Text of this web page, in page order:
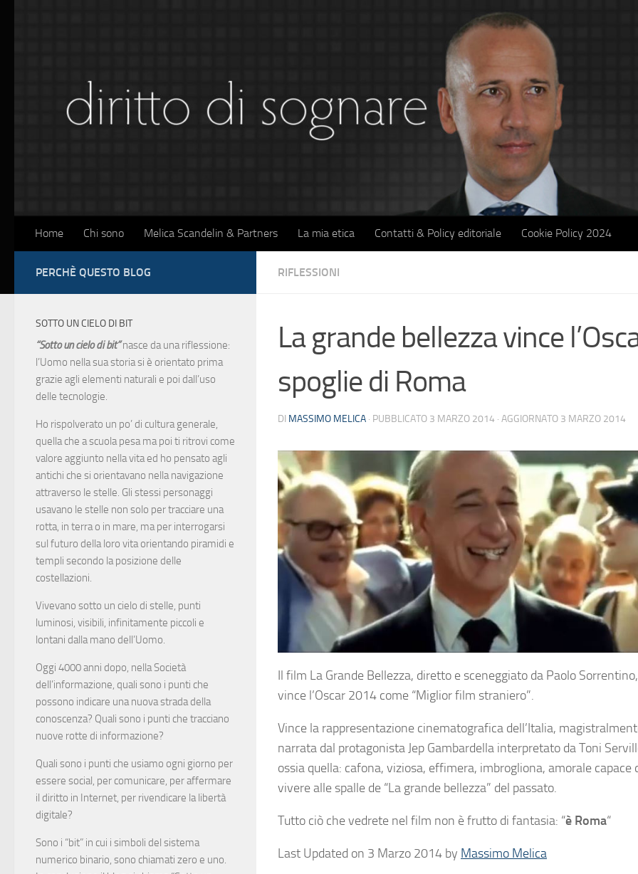
Home Chi sono Melica Scandelin & Partners La mia etica Contatti & Policy editoriale Cookie Policy 2024
RIFLESSIONI
La grande bellezza vince
spoglie di Roma
DI MASSIMO MELICA · PUBBLICATO 3 MARZO 2014 · AGGIORNATO 3 MARZO 2014
Il film La Grande Bellezza, diretto e sceneggiato da Paolo Sorrentino,
vince l’Oscar 2014 come “Miglior film straniero”.
Vince la rappresentazione cinematografica dell’Italia,
narrata dal protagonista Jep Gambardella interpretato da Toni
ossia quella: cafona, viziosa, effimera, imbrogliona, amorale capace
vivere alle spalle de “La grande bellezza” del passato.
Tutto ciò che vedrete nel film non è frutto di fantasia: “è Roma“
Last Updated on 3 Marzo 2014 by Massimo Melica
PERCHÈ QUESTO BLOG
SOTTO UN CIELO DI BIT
“Sotto un cielo di bit”nasce da una riflessione:
l’Uomo nella sua storia si è orientato prima
grazie agli elementi naturali e poi dall’uso
delle tecnologie.
Ho rispolverato un po’ di cultura generale,
quella che a scuola pesa ma poi ti ritrovi come
valore aggiunto nella vita ed ho pensato agli
antichi che si orientavano nella navigazione
attraverso le stelle. Gli stessi personaggi
usavano le stelle non solo per tracciare una
rotta, in terra o in mare, ma per interrogarsi
sul futuro della loro vita orientando piramidi e
templi secondo la posizione delle
costellazioni.
Vivevano sotto un cielo di stelle, punti
luminosi, visibili, infinitamente piccoli e
lontani dalla mano dell’Uomo.
Oggi 4000 anni dopo, nella Società
dell’informazione, quali sono i punti che
possono indicare una nuova strada della
conoscenza? Quali sono i punti che tracciano
nuove rotte di informazione?
Quali sono i punti che usiamo ogni giorno per
essere social, per comunicare, per affermare
il diritto in Internet, per rivendicare la libertà
digitale?
Sono i “bit” in cui i simboli del sistema
numerico binario, sono chiamati zero e uno.